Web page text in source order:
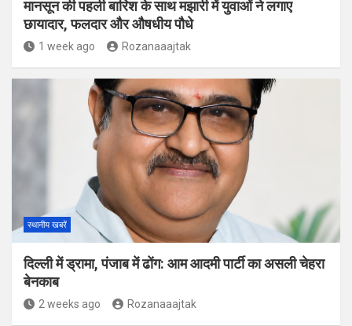
मानसून की पहली बारिश के साथ मझारी में युवाओं ने लगाए
छायादार, फलदार और औषधीय पौधे
1 week ago Rozanaaajtak
स्थानीय खबरें
दिल्ली में ड्रामा, पंजाब में ढोंग: आम आदमी पार्टी का असली चेहरा
बेनकाब
2 weeks ago Rozanaaajtak